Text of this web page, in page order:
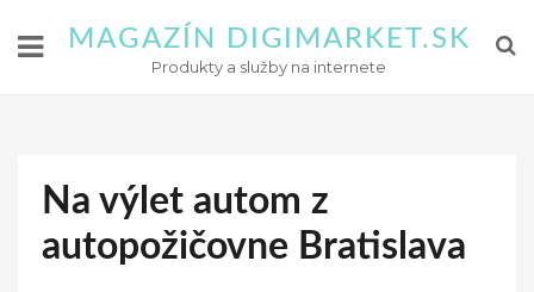
MAGAZÍN DIGIMARKET.SK
Produkty a služby na internete
Na výlet autom z
autopožičovne Bratislava